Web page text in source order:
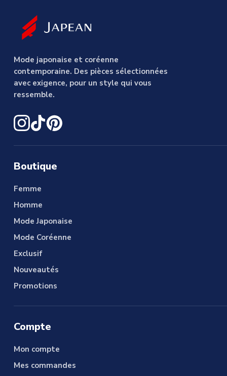
Mode japonaise et coréenne
contemporaine. Des pièces sélectionnées
avec exigence, pour un style qui vous
ressemble.
Boutique
Femme
Homme
Mode Japonaise
Mode Coréenne
Exclusif
Nouveautés
Promotions
Compte
Mon compte
Mes commandes